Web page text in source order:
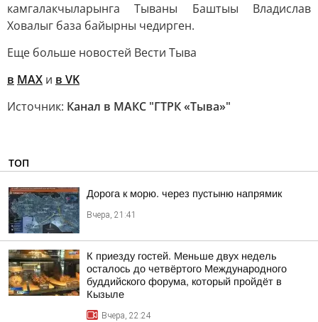
камгалакчыларынга Тываны Баштыы Владислав
Ховалыг база байырны чедирген.
Еще больше новостей Вести Тыва
в MAX и в VK
Источник: Канал в МАКС "ГТРК «Тыва»"
ТОП
Дорога к морю. через пустыню напрямик
Вчера, 21:41
К приезду гостей. Меньше двух недель
осталось до четвёртого Международного
буддийского форума, который пройдёт в
Кызыле
Вчера, 22:24